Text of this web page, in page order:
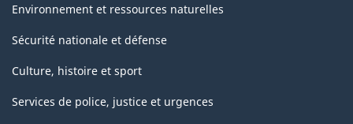
Environnement et ressources naturelles
Sécurité nationale et défense
Culture, histoire et sport
Services de police, justice et urgences